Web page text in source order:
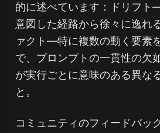
的に述べています：ドリフト
意図した経路から徐々に逸れ
ァクト—特に複数の動く要素
で、プロンプトの一貫性の欠
が実行ごとに意味のある異な
と。
コミュニティのフィードバッ